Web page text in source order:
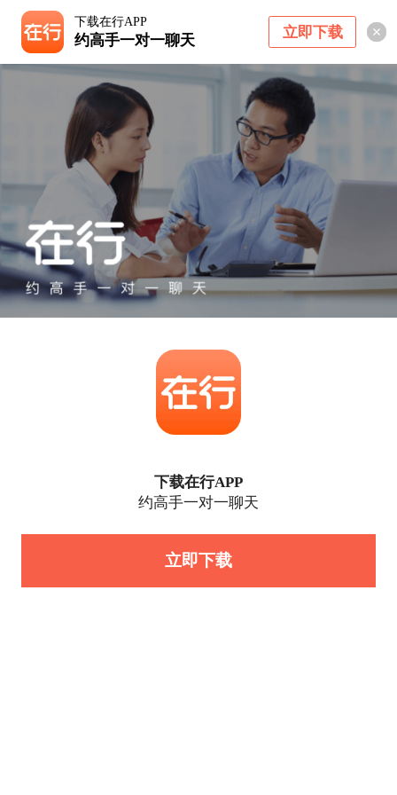
下载在行APP
约高手一对一聊天 立即下载
下载在行APP
约高手一对一聊天
立即下载